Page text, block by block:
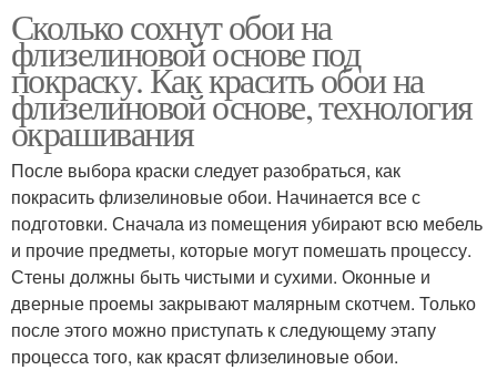
Сколько сохнут обои на
флизелиновой основе под
покраску. Как красить обои на
флизелиновой основе, технология
окрашивания
После выбора краски следует разобраться, как
покрасить флизелиновые обои. Начинается все с
подготовки. Сначала из помещения убирают всю мебель
и прочие предметы, которые могут помешать процессу.
Стены должны быть чистыми и сухими. Оконные и
дверные проемы закрывают малярным скотчем. Только
после этого можно приступать к следующему этапу
процесса того, как красят флизелиновые обои.